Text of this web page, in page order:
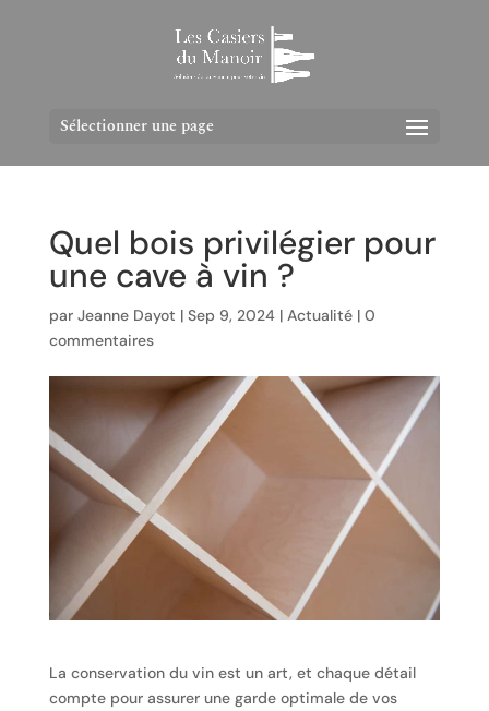
Sélectionner une page
Quel bois privilégier pour
une cave à vin ?
par Jeanne Dayot | Sep 9, 2024| Actualité| 0
commentaires
La conservation du vin est un art, et chaque détail
compte pour assurer une garde optimale de vos